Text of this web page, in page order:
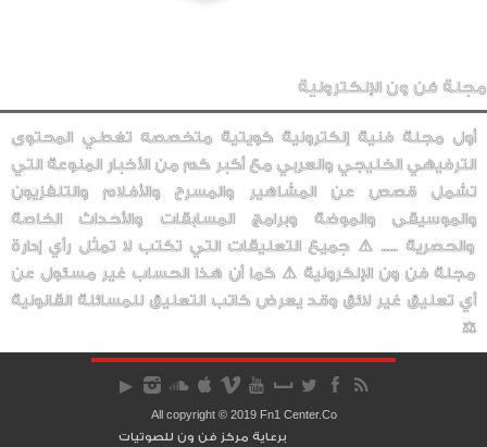
مجلة فن ون الإلكترونية
أول مجلة فنية إلكترونية كويتية متخصصه تغطي المحتوى
الترفيهي الخليجي والعربي مع أكبر كم من الأخبار المنوعة التي
تشمل قصص عن المشاهير والمسرح والأفلام والتلفزيون
والموسيقى والموضة وبرامج المسابقات والأحداث الخاصة
والحصرية ..... ⚠️ جميع التعليقات التي تكتب لا تمثل رأي إدارة
مجلة فن ون الإلكرونية ⚠️ كما أن هذا الحساب غير مسئول عن
أي تعليق غير لائق وقد يعرض كاتب التعليق للمسائلة القانونية
⚖️
All copyright © 2019 Fn1 Center.Co
برعاية مركز فن ون للصوتيات